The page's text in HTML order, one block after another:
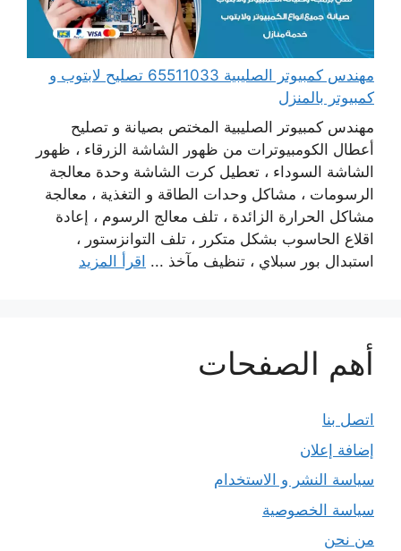
مهندس كمبيوتر الصليبية 65511033 تصليح لابتوب و
كمبيوتر بالمنزل
مهندس كمبيوتر الصليبية المختص بصيانة و تصليح
أعطال الكومبيوترات من ظهور الشاشة الزرقاء ، ظهور
الشاشة السوداء ، تعطيل كرت الشاشة وحدة معالجة
الرسومات ، مشاكل وحدات الطاقة و التغذية ، معالجة
مشاكل الحرارة الزائدة ، تلف معالج الرسوم ، إعادة
اقلاع الحاسوب بشكل متكرر ، تلف التوانزستور ،
استبدال بور سبلاي ، تنظيف مآخذ ... اقرأ المزيد
أهم الصفحات
اتصل بنا
إضافة إعلان
سياسة النشر و الاستخدام
سياسة الخصوصية
من نحن